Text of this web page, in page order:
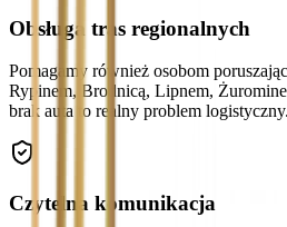
Obsługa tras regionalnych
Pomagamy również osobom
Rypinem, Brodnicą, Lipnem,
brak auta to realny problem logistyczny.
Czytelna komunikacja